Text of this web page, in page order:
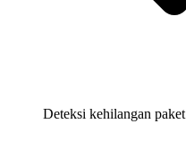
Deteksi kehilangan paket